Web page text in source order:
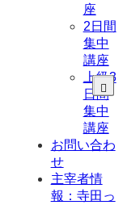
座
2日間
集中
講座
上級3
日間
集中
講座
お問い合わ
せ
主宰者情
報：寺田っ